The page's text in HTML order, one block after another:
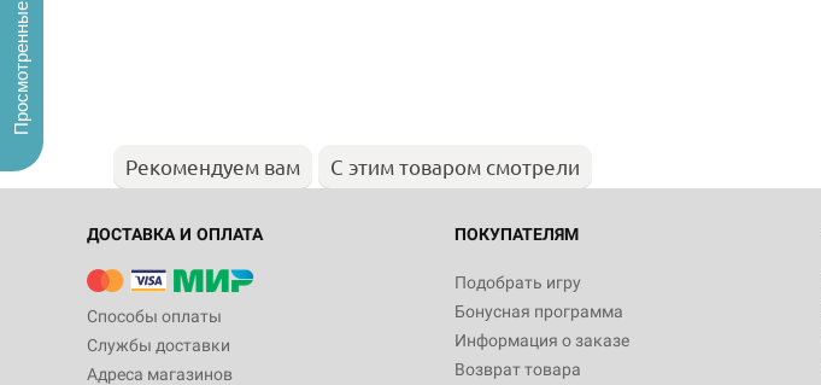
Рекомендуем вам С этим товаром смотрели
ДОСТАВКА И ОПЛАТА
Способы оплаты
Службы доставки
Адреса магазинов
ПОКУПАТЕЛЯМ
Подобрать игру
Бонусная программа
Информация о заказе
Возврат товара
Просмотренные